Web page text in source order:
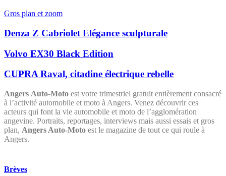
Gros plan et zoom
Denza Z Cabriolet Elégance sculpturale
Volvo EX30 Black Edition
CUPRA Raval, citadine électrique rebelle
Angers Auto-Moto est votre trimestriel gratuit entièrement consacré
à l’activité automobile et moto à Angers. Venez découvrir ces
acteurs qui font la vie automobile et moto de l’agglomération
angevine. Portraits, reportages, interviews mais aussi essais et gros
plan, Angers Auto-Moto est le magazine de tout ce qui roule à
Angers.
Brèves